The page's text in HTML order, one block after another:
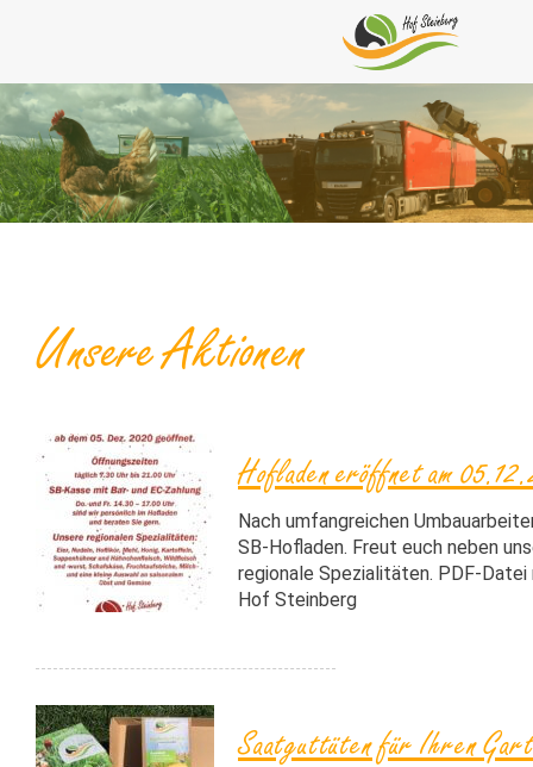
Unsere Aktionen
Hofladen eröffnet am
Nach umfangreichen
SB-Hofladen. Freut euch neben
regionale Spezialitäten. PDF-
Hof Steinberg
Saatguttüten für Ihren